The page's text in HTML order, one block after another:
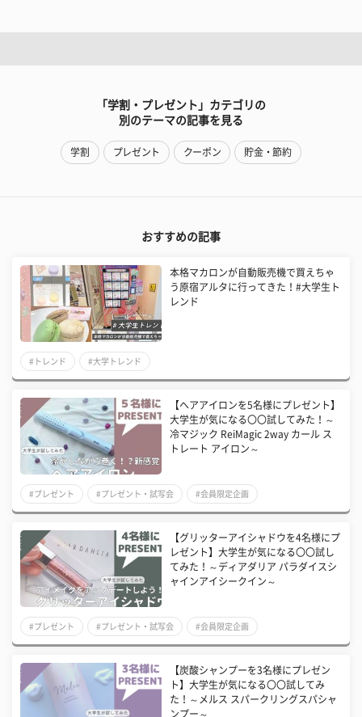
「学割・プレゼント」カテゴリの
別のテーマの記事を見る
学割 プレゼント クーポン 貯金・節約
おすすめの記事
本格マカロンが自動販売機で買えちゃ
う原宿アルタに行ってきた！#大学生ト
レンド
#トレンド #大学トレンド
【ヘアアイロンを5名様にプレゼント】
大学生が気になる〇〇試してみた！～
冷マジック ReiMagic 2way カール ス
トレート アイロン～
#プレゼント #プレゼント・試写会 #会員限定企画
【グリッターアイシャドウを4名様にプ
レゼント】大学生が気になる〇〇試し
てみた！～ディアダリア パラダイスシ
ャインアイシークイン～
#プレゼント #プレゼント・試写会 #会員限定企画
【炭酸シャンプーを3名様にプレゼン
ト】大学生が気になる〇〇試してみ
た！～メルス スパークリングスパシャ
ンプー～